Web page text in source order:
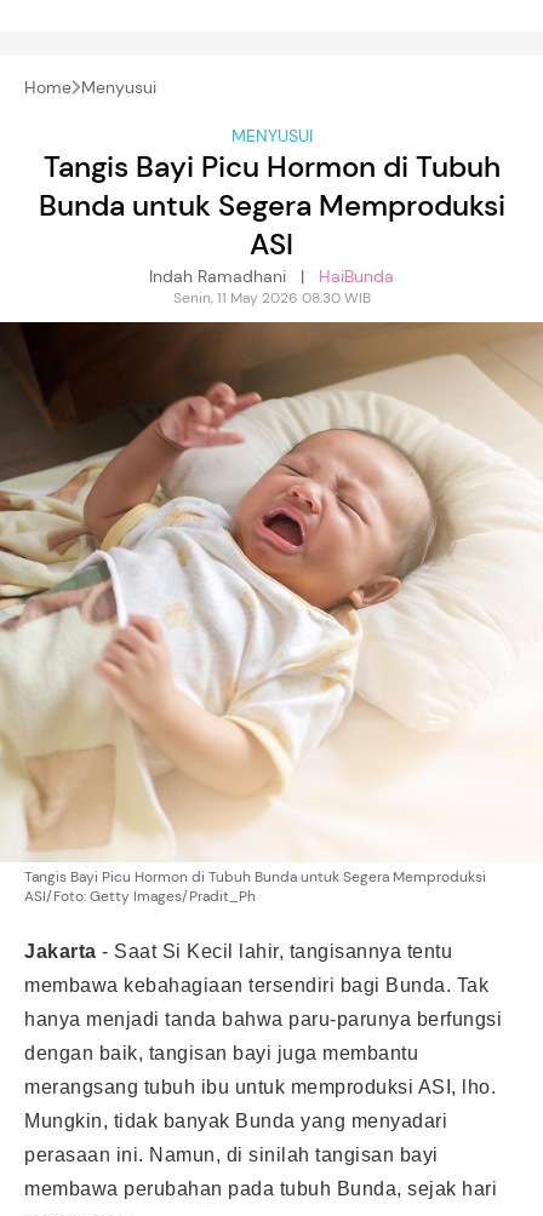
Home Menyusui
MENYUSUI
Tangis Bayi Picu Hormon di Tubuh
Bunda untuk Segera Memproduksi
ASI
Indah Ramadhani | HaiBunda
Senin, 11 May 2026 08:30 WIB
Tangis Bayi Picu Hormon di Tubuh Bunda untuk Segera Memproduksi
ASI/Foto: Getty Images/Pradit_Ph
Jakarta - Saat Si Kecil lahir, tangisannya tentu
membawa kebahagiaan tersendiri bagi Bunda. Tak
hanya menjadi tanda bahwa paru-parunya berfungsi
dengan baik, tangisan bayi juga membantu
merangsang tubuh ibu untuk memproduksi ASI, lho.
Mungkin, tidak banyak Bunda yang menyadari
perasaan ini. Namun, di sinilah tangisan bayi
membawa perubahan pada tubuh Bunda, sejak hari